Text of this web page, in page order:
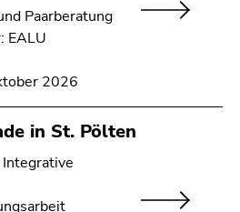
Paarberatung
EALU
2026
in St. Pölten